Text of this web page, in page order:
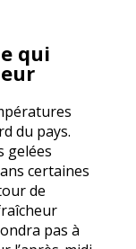
qui
du pays.
gelées
certaines
de
pas à